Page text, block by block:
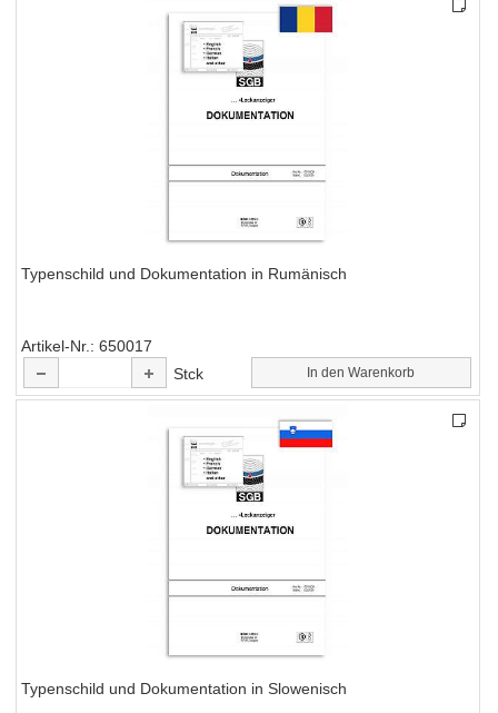
Typenschild und Dokumentation in Rumänisch
Artikel-Nr.
650017
Stck
In den Warenkorb
Typenschild und Dokumentation in Slowenisch